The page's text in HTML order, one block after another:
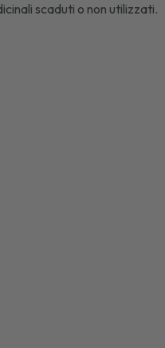
scaduti o non utilizzati.